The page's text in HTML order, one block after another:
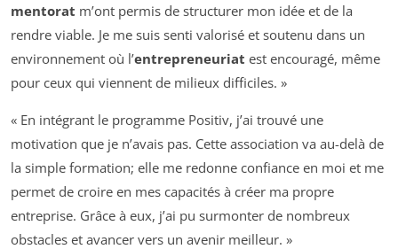
mentorat m’ont permis de structurer mon idée et de la
rendre viable. Je me suis senti valorisé et soutenu dans un
environnement où l’entrepreneuriat est encouragé, même
pour ceux qui viennent de milieux difficiles. »
« En intégrant le programme Positiv, j’ai trouvé une
motivation que je n’avais pas. Cette association va au-delà de
la simple formation; elle me redonne confiance en moi et me
permet de croire en mes capacités à créer ma propre
entreprise. Grâce à eux, j’ai pu surmonter de nombreux
obstacles et avancer vers un avenir meilleur. »